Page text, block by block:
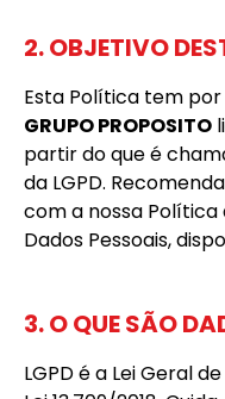
2. OBJETIVO
Esta Política tem
GRUPO PROPOSITO
partir do que é
da LGPD.
com a nossa
Dados Pessoais,
3. O QUE SÃO
LGPD é a Lei Geral